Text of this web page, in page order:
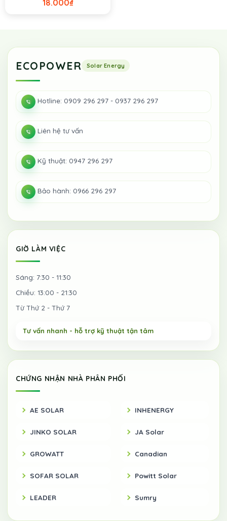
₫
18.000
ECOPOWER
Hotline: 0909 296 297 - 0937 296 297
Liên hệ tư vấn
Kỹ thuật: 0947 296 297
Bảo hành: 0966 296 297
GIỜ LÀM VIỆC
Sáng: 7:30 - 11:30
Chiều: 13:00 - 21:30
Từ Thứ 2 - Thứ 7
CHỨNG NHẬN NHÀ PHÂN PHỐI
AE SOLAR
JINKO SOLAR
GROWATT
SOFAR SOLAR
LEADER
INHENERGY
JA Solar
Canadian
Powitt Solar
Sumry